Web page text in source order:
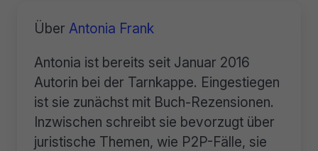
Über Antonia Frank
Antonia ist bereits seit Januar 2016
Autorin bei der Tarnkappe. Eingestiegen
ist sie zunächst mit Buch-Rezensionen.
Inzwischen schreibt sie bevorzugt über
juristische Themen, wie P2P-Fälle, sie